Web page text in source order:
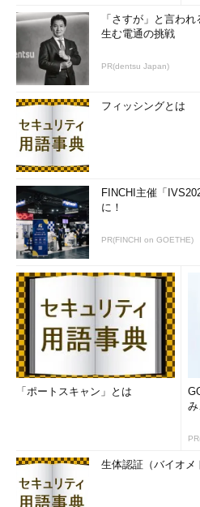
「さすが」と言わ
生む電通の挑戦
PR(dentsu Japan)
フィッシングとは
FINCHI主催「
に！
PR(FINCHI on GOETHE)
「ポートスキャン」とは
生体認証（バイオメ